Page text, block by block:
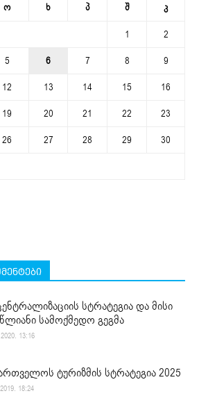
ო ხ პ შ კ
1
2
5 6 7 8
9
12 13 14 15
16
19 20 21 22
23
26 27 28 29
30
სტრატეგია და მისი
სამოქმედო გეგმა
13:16
ტურიზმის სტრატეგია 2025
18:24